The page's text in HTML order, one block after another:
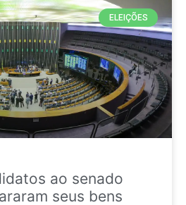
ELEIÇÕES
ao senado
seus bens